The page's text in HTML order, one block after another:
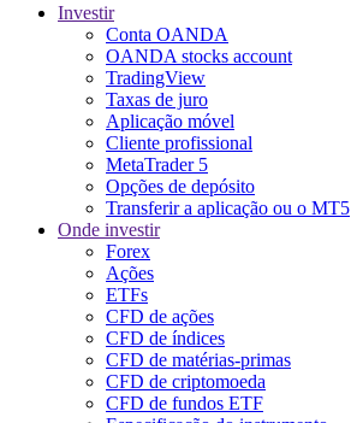
Investir
Conta OANDA
OANDA stocks account
TradingView
Taxas de juro
Aplicação móvel
Cliente profissional
MetaTrader 5
Opções de depósito
Transferir a aplicação ou o MT5
Onde investir
Forex
Ações
ETFs
CFD de ações
CFD de índices
CFD de matérias-primas
CFD de criptomoeda
CFD de fundos ETF